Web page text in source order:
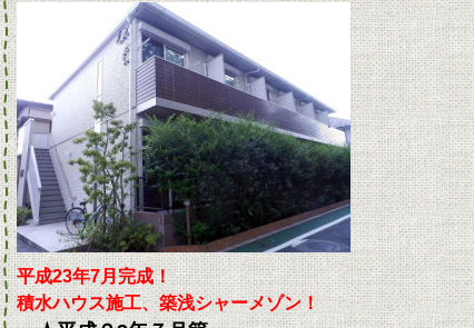
平成23年7月完成！
積水ハウス施工、築浅シャーメゾン！